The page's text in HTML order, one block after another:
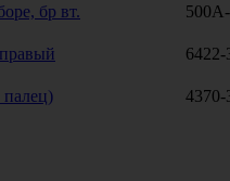
бр вт.
6422-
палец) 4370-